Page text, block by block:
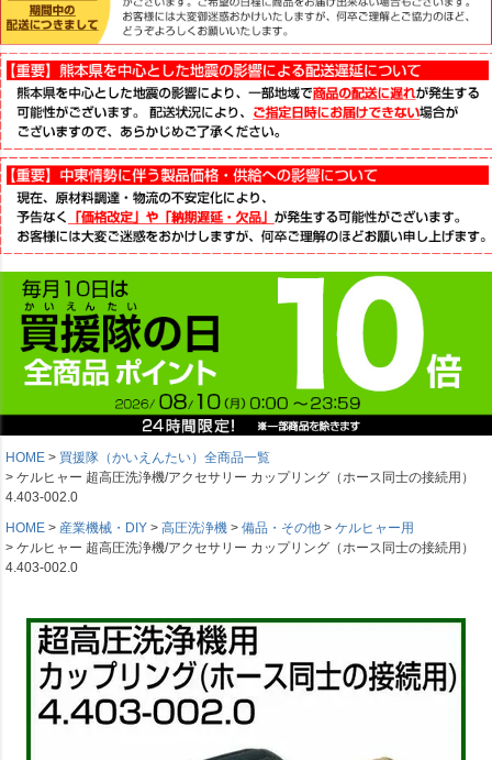
HOME
買援隊（かいえんたい）全商品一覧
ケルヒャー 超高圧洗浄機/アクセサリー カップリング（ホース同士の接続用）
4.403-002.0
HOME
産業機械・DIY 高圧洗浄機 備品・その他
ケルヒャー用
ケルヒャー 超高圧洗浄機/アクセサリー カップリング（ホース同士の接続用）
4.403-002.0